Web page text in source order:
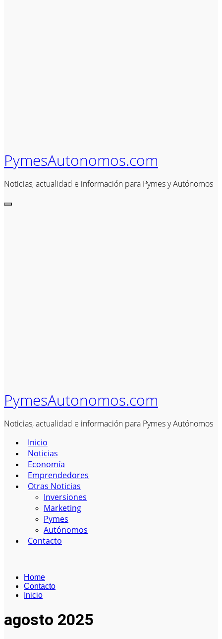
PymesAutonomos.com
Noticias, actualidad e información para Pymes y Autónomos
PymesAutonomos.com
Noticias, actualidad e información para Pymes y Autónomos
Inicio
Noticias
Economía
Emprendedores
Otras Noticias
Inversiones
Marketing
Pymes
Autónomos
Contacto
Home
Contacto
Inicio
agosto 2025